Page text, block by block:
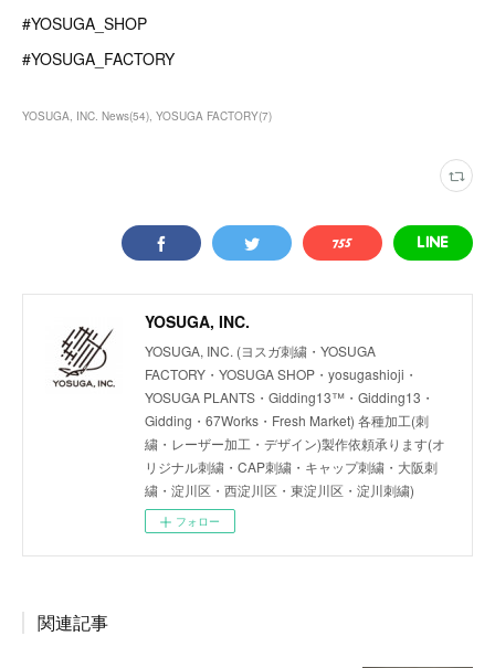
#YOSUGA_SHOP
#YOSUGA_FACTORY
YOSUGA, INC. News(54) YOSUGA FACTORY(7)
YOSUGA, INC.
YOSUGA, INC. (ヨスガ刺繍・YOSUGA
FACTORY・YOSUGA SHOP・yosugashioji・
YOSUGA PLANTS・Gidding13™・Gidding13・
Gidding・67Works・Fresh Market) 各種加工(刺
繍・レーザー加工・デザイン)製作依頼承ります(オ
リジナル刺繍・CAP刺繍・キャップ刺繍・大阪刺
繍・淀川区・西淀川区・東淀川区・淀川刺繍)
フォロー
関連記事